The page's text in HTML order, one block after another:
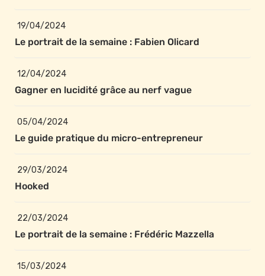
Le portrait de la semaine : Fabien Olicard
19/04/2024
Gagner en lucidité grâce au nerf vague
12/04/2024
Le guide pratique du micro-entrepreneur
05/04/2024
Hooked
29/03/2024
Le portrait de la semaine : Frédéric Mazzella
22/03/2024
15/03/2024